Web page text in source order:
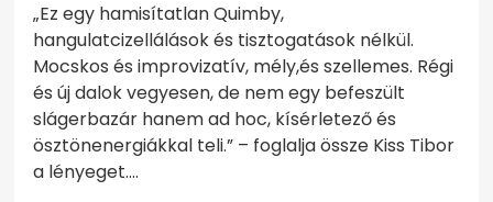
„Ez egy hamisítatlan Quimby,
hangulatcizellálások és tisztogatások nélkül.
Mocskos és improvizatív, mély,és szellemes. Régi
és új dalok vegyesen, de nem egy befeszült
slágerbazár hanem ad hoc, kísérletező és
ösztönenergiákkal teli.” – foglalja össze Kiss Tibor
a lényeget….